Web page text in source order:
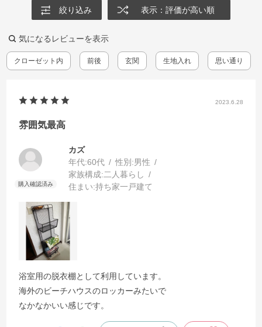
絞り込み 表示：評価が高い順
気になるレビューを表示
クローゼット内 前後 玄関 生地入れ 思い通り
2023.6.28
雰囲気最高
カズ
年代:60代 性別:男性
家族構成:二人暮らし
住まい:持ち家一戸建て
浴室用の脱衣棚として利用しています。
海外のビーチハウスのロッカーみたいで
なかなかいい感じです。